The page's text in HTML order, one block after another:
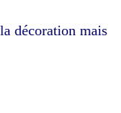
décoration mais